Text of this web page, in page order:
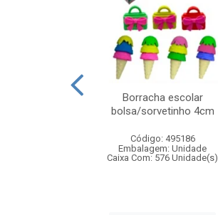
Borracha escolar
bolsa/sorvetinho 4cm
Código: 495186
Embalagem: Unidade
Caixa Com: 576 Unidade(s)